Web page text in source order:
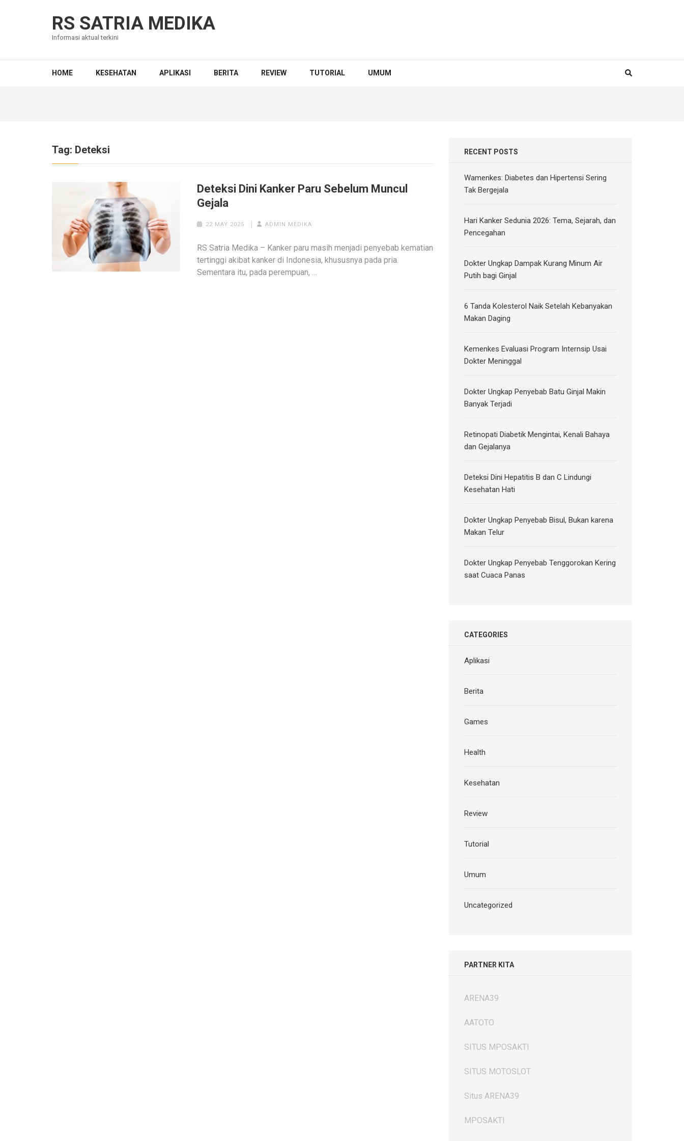
RS SATRIA MEDIKA
Informasi aktual terkini
HOME KESEHATAN APLIKASI BERITA REVIEW TUTORIAL UMUM
Tag: Deteksi
Deteksi Dini Kanker Paru Sebelum Muncul
Gejala
22 MAY 2025 ADMIN MEDIKA
RS Satria Medika – Kanker paru masih menjadi penyebab kematian
tertinggi akibat kanker di Indonesia, khususnya pada pria.
Sementara itu, pada perempuan, …
RECENT POSTS
Wamenkes: Diabetes dan Hipertensi Sering
Tak Bergejala
Hari Kanker Sedunia 2026: Tema, Sejarah, dan
Pencegahan
Dokter Ungkap Dampak Kurang Minum Air
Putih bagi Ginjal
6 Tanda Kolesterol Naik Setelah Kebanyakan
Makan Daging
Kemenkes Evaluasi Program Internsip Usai
Dokter Meninggal
Dokter Ungkap Penyebab Batu Ginjal Makin
Banyak Terjadi
Retinopati Diabetik Mengintai, Kenali Bahaya
dan Gejalanya
Deteksi Dini Hepatitis B dan C Lindungi
Kesehatan Hati
Dokter Ungkap Penyebab Bisul, Bukan karena
Makan Telur
Dokter Ungkap Penyebab Tenggorokan Kering
saat Cuaca Panas
CATEGORIES
Aplikasi
Berita
Games
Health
Kesehatan
Review
Tutorial
Umum
Uncategorized
PARTNER KITA
ARENA39
AATOTO
SITUS MPOSAKTI
SITUS MOTOSLOT
Situs ARENA39
MPOSAKTI